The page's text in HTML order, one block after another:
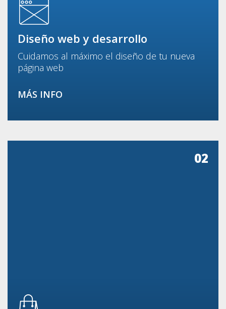
Diseño web y desarrollo
Cuidamos al máximo el diseño de tu nueva
página web
MÁS INFO
02